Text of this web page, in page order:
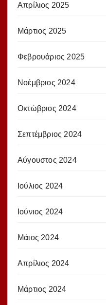
Απρίλιος 2025
Μάρτιος 2025
Φεβρουάριος 2025
Νοέμβριος 2024
Οκτώβριος 2024
Σεπτέμβριος 2024
Αύγουστος 2024
Ιούλιος 2024
Ιούνιος 2024
Μάιος 2024
Απρίλιος 2024
Μάρτιος 2024